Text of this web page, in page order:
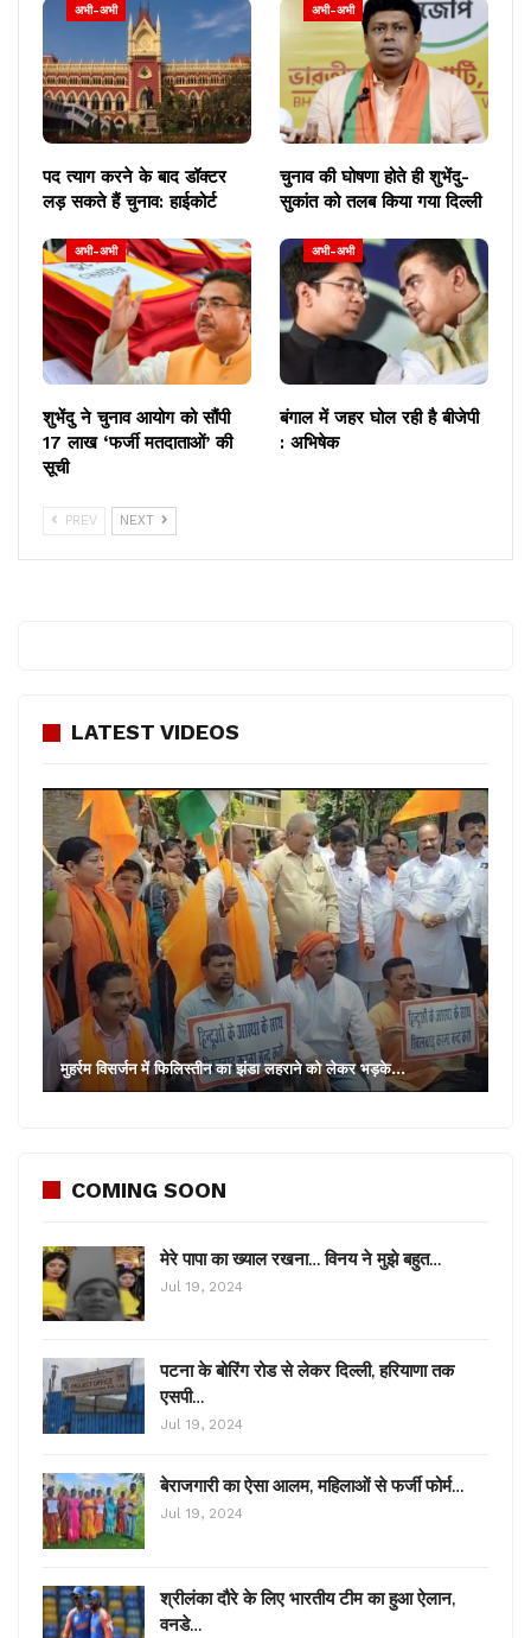
अभी-अभी
पद त्याग करने के बाद डॉक्टर
लड़ सकते हैं चुनाव: हाईकोर्ट
अभी-अभी
चुनाव की घोषणा होते ही शुभेंदु-
सुकांत को तलब किया गया दिल्ली
अभी-अभी
शुभेंदु ने चुनाव आयोग को सौंपी
17 लाख ‘फर्जी मतदाताओं’ की
सूची
अभी-अभी
बंगाल में जहर घोल रही है बीजेपी
: अभिषेक
PREV NEXT
LATEST VIDEOS
मुहर्रम विसर्जन में फिलिस्तीन का झंडा लहराने को लेकर भड़के…
COMING SOON
मेरे पापा का ख्याल रखना… विनय ने मुझे बहुत…
Jul 19, 2024
पटना के बोरिंग रोड से लेकर दिल्ली, हरियाणा तक
एसपी…
Jul 19, 2024
बेराजगारी का ऐसा आलम, महिलाओं से फर्जी फोर्म…
Jul 19, 2024
श्रीलंका दौरे के लिए भारतीय टीम का हुआ ऐलान,
वनडे…